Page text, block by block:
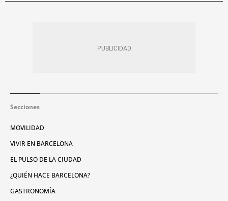
Secciones
MOVILIDAD
VIVIR EN BARCELONA
EL PULSO DE LA CIUDAD
¿QUIÉN HACE BARCELONA?
GASTRONOMÍA